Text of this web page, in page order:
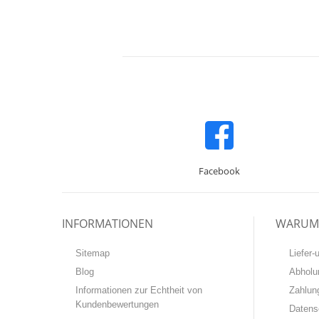
Facebook
INFORMATIONEN
Sitemap
Blog
Informationen zur Echtheit von
Kundenbewertungen
Liefer-